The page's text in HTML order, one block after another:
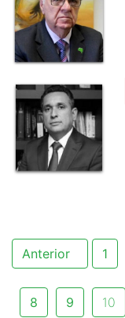
Anterior 1
8 9 10